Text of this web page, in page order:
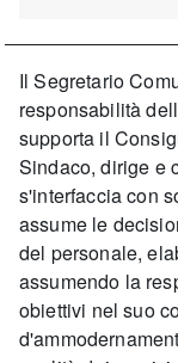
Il Segretario
responsabilità
supporta il
Sindaco, dirige e
s'interfaccia con
assume le
del personale,
assumendo la
obiettivi nel suo